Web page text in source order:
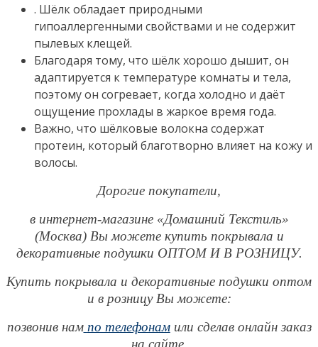
. Шёлк обладает природными
гипоаллергенными свойствами и не содержит
пылевых клещей.
Благодаря тому, что шёлк хорошо дышит, он
адаптируется к температуре комнаты и тела,
поэтому он согревает, когда холодно и даёт
ощущение прохлады в жаркое время года.
Важно, что шёлковые волокна содержат
протеин, который благотворно влияет на кожу и
волосы.
Дорогие покупатели,
в интернет-магазине «Домашний Текстиль»
(Москва) Вы можете купить покрывала и
декоративные подушки ОПТОМ И В РОЗНИЦУ.
Купить покрывала и декоративные подушки оптом
и в розницу Вы можете:
позвонив нам по телефонамили сделав онлайн заказ
на сайте.